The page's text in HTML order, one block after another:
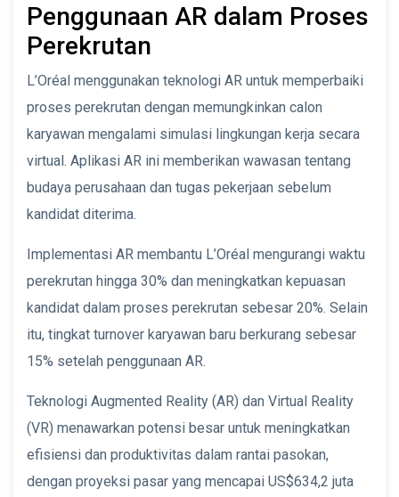
Penggunaan AR dalam Proses
Perekrutan
L’Oréal menggunakan teknologi AR untuk memperbaiki
proses perekrutan dengan memungkinkan calon
karyawan mengalami simulasi lingkungan kerja secara
virtual. Aplikasi AR ini memberikan wawasan tentang
budaya perusahaan dan tugas pekerjaan sebelum
kandidat diterima.
Implementasi AR membantu L’Oréal mengurangi waktu
perekrutan hingga 30% dan meningkatkan kepuasan
kandidat dalam proses perekrutan sebesar 20%. Selain
itu, tingkat turnover karyawan baru berkurang sebesar
15% setelah penggunaan AR.
Teknologi Augmented Reality (AR) dan Virtual Reality
(VR) menawarkan potensi besar untuk meningkatkan
efisiensi dan produktivitas dalam rantai pasokan,
dengan proyeksi pasar yang mencapai US$634,2 juta